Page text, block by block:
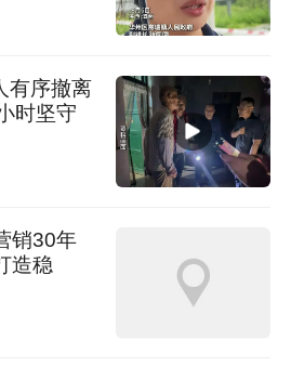
科学剧场，带来液氮灯泡、
利用-196℃的低温使灯丝迅
温对物质性质的影响。学生
验出现神奇变化便发出阵阵
有序撤离
时坚守
销30年
造稳